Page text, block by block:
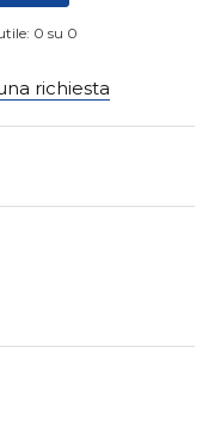
0 su 0
richiesta